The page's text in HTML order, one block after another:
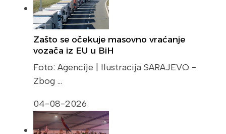
Zašto se očekuje masovno vraćanje
vozača iz EU u BiH
Foto: Agencije | Ilustracija SARAJEVO -
Zbog …
04-08-2026